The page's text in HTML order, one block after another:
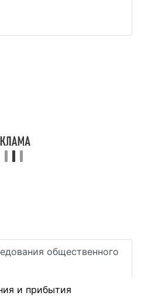
общественного
и прибытия